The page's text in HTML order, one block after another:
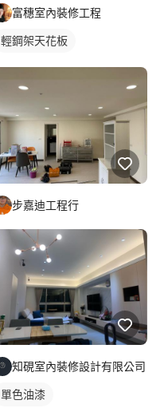
富穗室內裝修工程
輕鋼架天花板
步嘉迪工程行
知硯室內裝修設計有限公司
單色油漆